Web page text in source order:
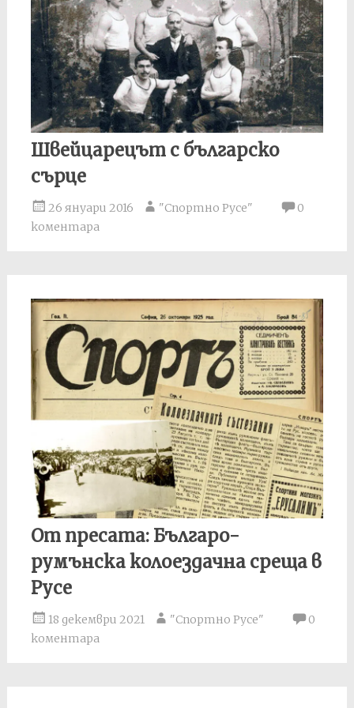
Швейцарецът с българско
сърце
26 януари 2016 "Спортно Русе"
0
коментара
От пресата: Българо-
румънска колоездачна среща в
Русе
18 декември 2021 "Спортно Русе"
0
коментара